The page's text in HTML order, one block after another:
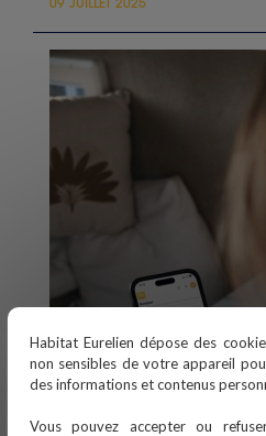
09 JUILLET 2025
Habitat Eurelien dépose des
non sensibles de votre appareil
des informations et contenus
Vous pouvez accepter ou